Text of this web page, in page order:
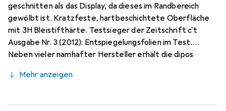
geschnitten als das Display, da dieses im Randbereich
gewölbt ist. Kratzfeste, hartbeschichtete Oberfläche
mit 3H Bleistifthärte. Testsieger der Zeitschrift c't
Ausgabe Nr. 3 (2012): Entspiegelungsfolien im Test.
Neben vieler namhafter Hersteller erhält die dipos
Bewertung sehr gut. Bewusst kleiner als das Oppo A72
und jederzeit rückstandsfrei zu entfernen (ohne
Mehr anzeigen